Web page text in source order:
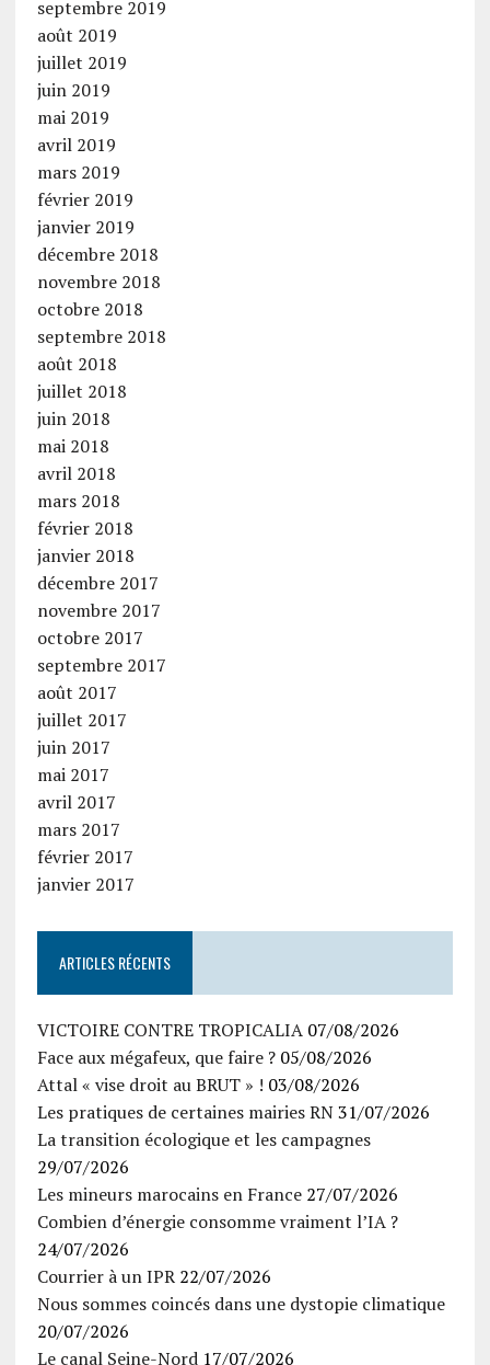
septembre 2019
août 2019
juillet 2019
juin 2019
mai 2019
avril 2019
mars 2019
février 2019
janvier 2019
décembre 2018
novembre 2018
octobre 2018
septembre 2018
août 2018
juillet 2018
juin 2018
mai 2018
avril 2018
mars 2018
février 2018
janvier 2018
décembre 2017
novembre 2017
octobre 2017
septembre 2017
août 2017
juillet 2017
juin 2017
mai 2017
avril 2017
mars 2017
février 2017
janvier 2017
ARTICLES RÉCENTS
VICTOIRE CONTRE TROPICALIA 07/08/2026
Face aux mégafeux, que faire ? 05/08/2026
Attal « vise droit au BRUT » ! 03/08/2026
Les pratiques de certaines mairies RN 31/07/2026
La transition écologique et les campagnes
29/07/2026
Les mineurs marocains en France 27/07/2026
Combien d’énergie consomme vraiment l’IA ?
24/07/2026
Courrier à un IPR 22/07/2026
Nous sommes coincés dans une dystopie climatique
20/07/2026
Le canal Seine-Nord 17/07/2026